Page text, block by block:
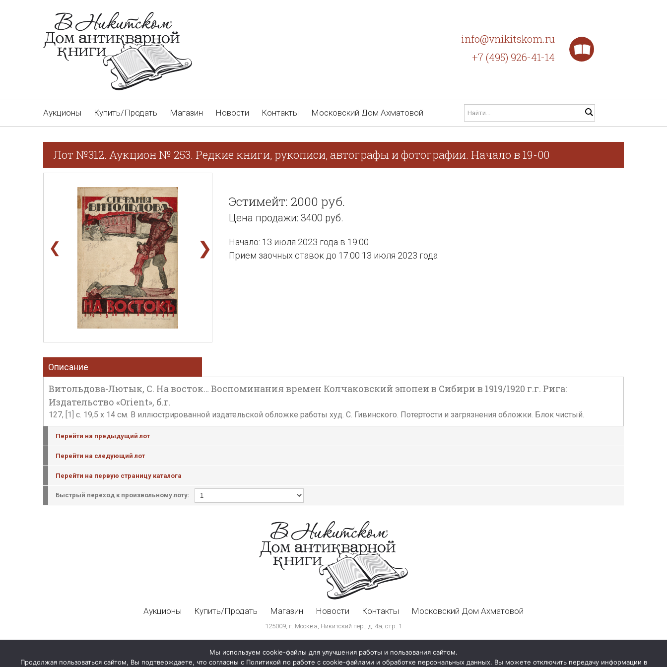
info@vnikitskom.ru
+7 (495) 926-41-14
Аукционы Купить/Продать Магазин Новости Контакты Московский Дом Ахматовой
Лот №312. Аукцион № 253. Редкие книги, рукописи, автографы и фотографии. Начало в 19-00
❮ ❯
Эстимейт: 2000 руб.
Цена продажи: 3400 руб.
Начало: 13 июля 2023 года в 19:00
Прием заочных ставок до 17:00 13 июля 2023 года
Описание
Витольдова-Лютык, С. На восток… Воспоминания времен Колчаковский эпопеи в Сибири в 1919/1920 г.г. Рига:
Издательство «Orient», б.г.
127, [1] с. 19,5 х 14 см. В иллюстрированной издательской обложке работы худ. С. Гивинского. Потертости и загрязнения обложки. Блок чистый.
Перейти на предыдущий лот
Перейти на следующий лот
Перейти на первую страницу каталога
Быстрый переход к произвольному лоту:
Аукционы Купить/Продать Магазин Новости Контакты Московский Дом Ахматовой
125009, г. Москва, Никитский пер., д. 4а, стр. 1
Мы используем cookie-файлы для улучшения работы и пользования сайтом.
Продолжая пользоваться сайтом, Вы подтверждаете, что согласны с Политикой по работе с cookie-файлами и обработке персональных данных. Вы можете отключить передачу информации в